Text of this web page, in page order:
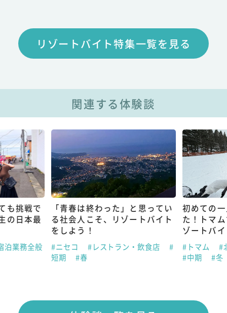
リゾートバイト特集一覧を見る
関連する体験談
も挑戦で
の日本最
泊業務全般
「青春は終わった」と思ってい
る社会人こそ、リゾートバイト
をしよう！
#ニセコ #レストラン・飲食店
#
短期
#春
初めての
た！トマ
ゾートバ
#トマム
#
#中期
#冬